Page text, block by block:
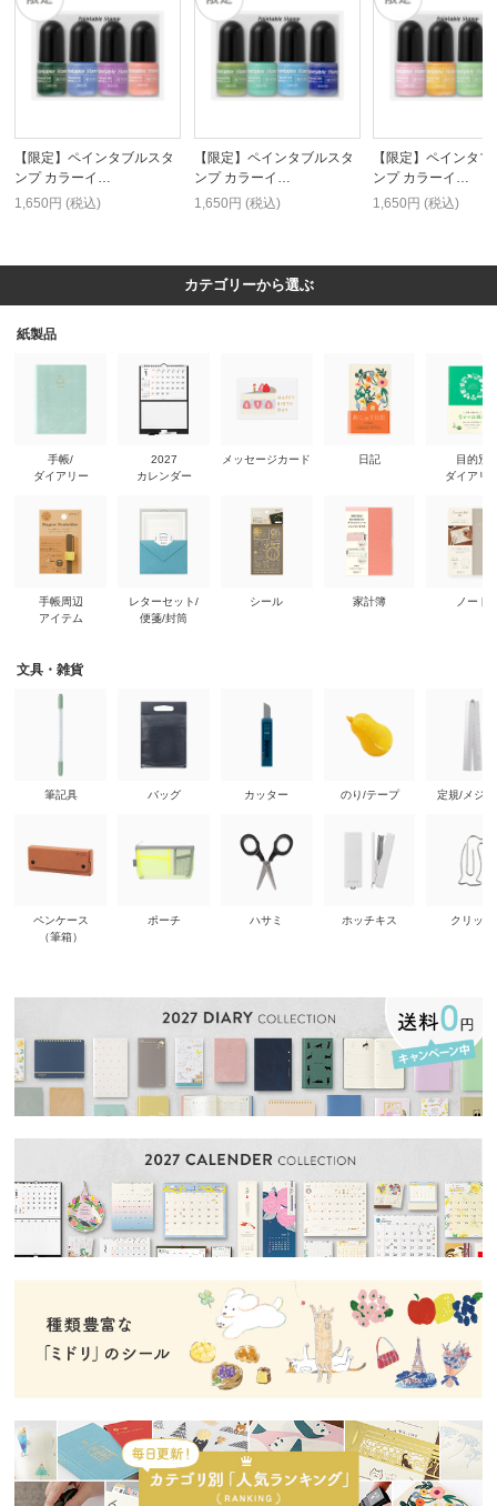
【限定】ペインタブルスタ
ンプ カラーイ…
1,650円 (税込)
【限定】ペインタブルスタ
ンプ カラーイ…
1,650円 (税込)
【限定】ペインタ
ンプ カラーイ…
1,650円 (税込)
カテゴリーから選ぶ
紙製品
手帳/
ダイアリー
手帳周辺
アイテム
2027
カレンダー
レターセット/
便箋/封筒
メッセージカード
シール
日記
家計簿
目的別
ダイアリ
ノート
文具・雑貨
筆記具
ペンケース
（筆箱）
バッグ
ポーチ
カッター
ハサミ
のり/テープ
ホッチキス
定規/メジ
クリップ